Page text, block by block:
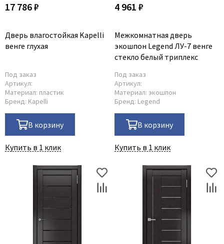
17 786 ₽
Дверь влагостойкая Kapelli
венге глухая
Под заказ
Артикул:
Материал: пластик
Бренд: Kapelli
В корзину
Купить в 1 клик
4 961 ₽
Межкомнатная дверь
экошпон Legend ЛУ-7 венге
стекло белый триплекс
Под заказ
Артикул:
Материал: экошпон
Бренд: Legend
В корзину
Купить в 1 клик